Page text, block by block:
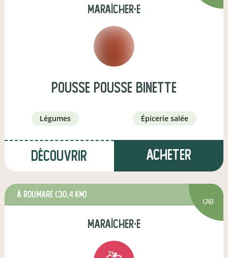
maraîcher·e
Pousse pousse binette
légumes épicerie salée
Découvrir Acheter
à Roumare (30,4 km)
CAB
maraîcher·e